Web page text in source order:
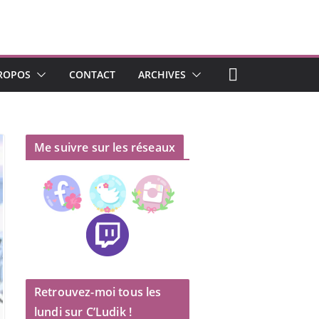
CONTACT ARCHIVES
Me suivre sur les réseaux
Retrouvez-moi tous les
lundi sur C’Ludik !